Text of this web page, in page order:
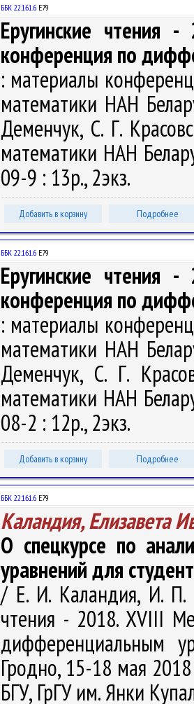
ББК 22.161.6 Е79
Еругинские чтения
конференция по
: материалы
математики НАН
Деменчук, С. Г.
математики НАН
09-9 : 13р., 2экз.
Добавить в корзину Подробнее
ББК 22.161.6 Е79
Еругинские чтения
конференция по
: материалы
математики НАН
Деменчук, С. Г.
математики НАН
08-2 : 12р., 2экз.
Добавить в корзину Подробнее
ББК 22.161.6 Е79
Каландия, Елизавета
О спецкурсе по
уравнений для
/ Е. И. Каландия, И. П.
чтения - 2018. XVIII
дифференциальным
Гродно, 15-18 мая
БГУ, ГрГУ им. Янки